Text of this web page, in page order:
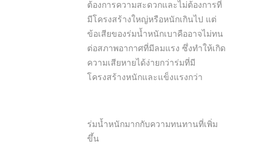
ต้องการความสะดวกและไม่ต้องการที่
มีโครงสร้างใหญ่หรือหนักเกินไป แต่
ข้อเสียของร่มน้ำหนักเบาคืออาจไม่ทน
ต่อสภาพอากาศที่มีลมแรง ซึ่งทำให้เกิด
ความเสียหายได้ง่ายกว่าร่มที่มี
โครงสร้างหนักและแข็งแรงกว่า
ร่มน้ำหนักมากกับความทนทานที่เพิ่ม
ขึ้น